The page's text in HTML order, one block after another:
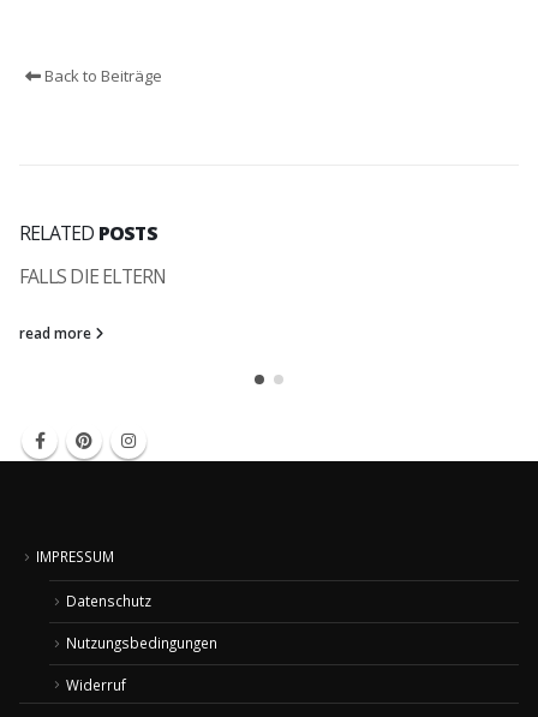
Back to Beiträge
RELATED POSTS
FALLS DIE ELTERN
read more
IMPRESSUM
Datenschutz
Nutzungsbedingungen
Widerruf